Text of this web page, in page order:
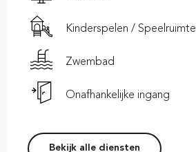
Kinderspelen / Speelruimte
Zwembad
Onafhankelijke ingang
Bekijk alle diensten